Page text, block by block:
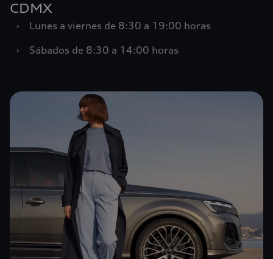
CDMX
›
Lunes a viernes de 8:30 a 19:00 horas
›
Sábados de 8:30 a 14:00 horas